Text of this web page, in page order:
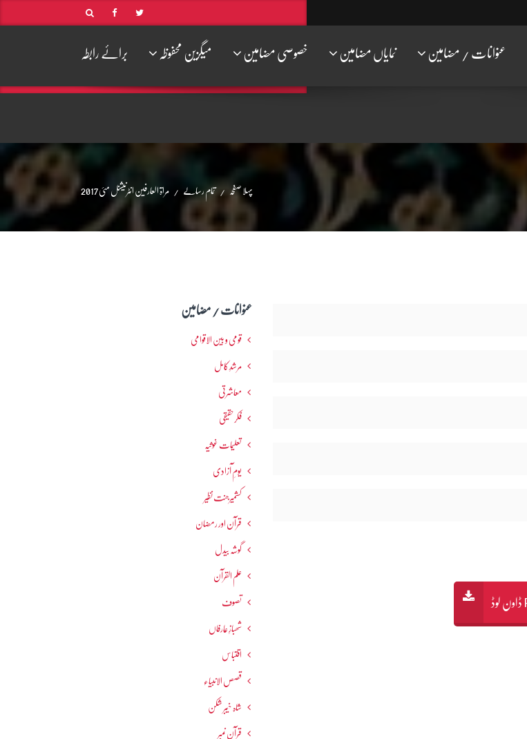
عنوانات / مضامین نمایاں مضامین خصوصی مضامین میگزین محفوظہ برائے رابطہ
پہلا صفحہ تمام رسالے مراۃ العارفین انٹرنیشنل مئی 2017
عنوانات / مضامین
قومی و بین الاقوامی
مرشدِ کامل
معاشرتی
فکرحقیقی
تعلیمات غوثیہ
یومِ آزادی
کشمیرجنت نظیر
قرآن اور رمضان
گوشہ بیدل
علم القرآن
تصوف
شھبازِ عارفاں
اقتباس
قصص الانبیاء
شاہ خیبر شکن
قرآن نمبر